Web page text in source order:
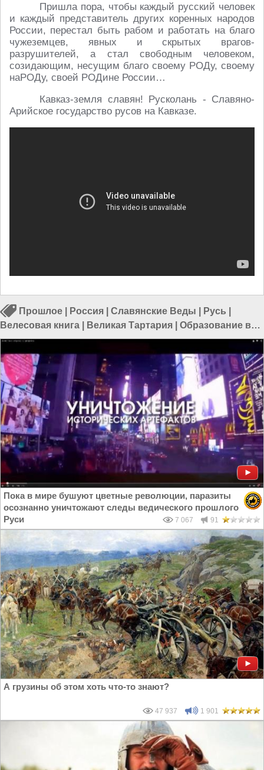
Пришла пора, чтобы каждый русский человек
и каждый представитель других коренных народов
России, перестал быть рабом и работать на благо
чужеземцев, явных и скрытых врагов-
разрушителей, а стал свободным человеком,
созидающим, несущим благо своему РОДу, своему
наРОДу, своей РОДине России…
Кавказ-земля славян! Русколань - Славяно-
Арийское государство русов на Кавказе.
Прошлое Россия Славянские Веды Русь
Велесовая книга
Великая Тартария
Образование в
России
Пока в мире бушуют цветные революции, паразиты
осознанно уничтожают следы ведического прошлого
Руси
7 067 91
А грузины об этом хоть что-то знают?
47 937 1 901